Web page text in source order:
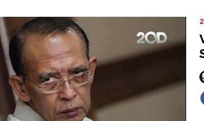
kpk
Promoted
Terakhir yang dicari